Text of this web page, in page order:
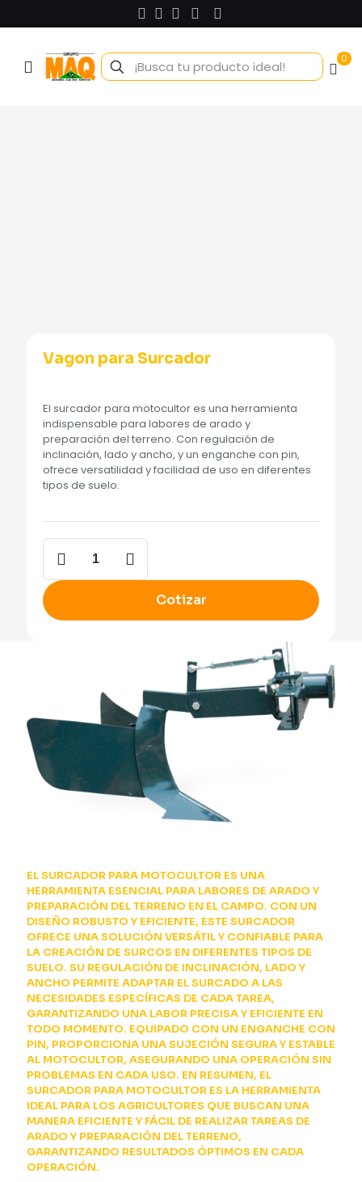
0
Vagon para Surcador
El surcador para motocultor es una herramienta
indispensable para labores de arado y
preparación del terreno. Con regulación de
inclinación, lado y ancho, y un enganche con pin,
ofrece versatilidad y facilidad de uso en diferentes
tipos de suelo.
Vagon
Surcador
cantidad
Cotizar
EL SURCADOR PARA MOTOCULTOR ES UNA
HERRAMIENTA ESENCIAL PARA LABORES DE ARADO Y
PREPARACIÓN DEL TERRENO EN EL CAMPO. CON UN
DISEÑO ROBUSTO Y EFICIENTE, ESTE SURCADOR
OFRECE UNA SOLUCIÓN VERSÁTIL Y CONFIABLE PARA
LA CREACIÓN DE SURCOS EN DIFERENTES TIPOS DE
SUELO. SU REGULACIÓN DE INCLINACIÓN, LADO Y
ANCHO PERMITE ADAPTAR EL SURCADO A LAS
NECESIDADES ESPECÍFICAS DE CADA TAREA,
GARANTIZANDO UNA LABOR PRECISA Y EFICIENTE EN
TODO MOMENTO. EQUIPADO CON UN ENGANCHE CON
PIN, PROPORCIONA UNA SUJECIÓN SEGURA Y ESTABLE
AL MOTOCULTOR, ASEGURANDO UNA OPERACIÓN SIN
PROBLEMAS EN CADA USO. EN RESUMEN, EL
SURCADOR PARA MOTOCULTOR ES LA HERRAMIENTA
IDEAL PARA LOS AGRICULTORES QUE BUSCAN UNA
MANERA EFICIENTE Y FÁCIL DE REALIZAR TAREAS DE
ARADO Y PREPARACIÓN DEL TERRENO,
GARANTIZANDO RESULTADOS ÓPTIMOS EN CADA
OPERACIÓN.